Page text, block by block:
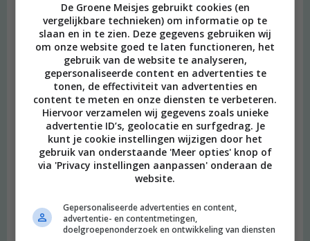
Beantwoorden
Miranda schreef:
2013 OM
Wat een leuk boek, ben dol op quinoa!
Beantwoorden
Isabelle schreef:
2013 OM
kan ik al dat goeds ook wel gebruiken. Met lievelingsrecept is er
een met spinazie, maar dit verdraag ik jammer genoeg niet meer
De Groene Meisjes gebruikt cookies (en
vergelijkbare technieken) om informatie op te
slaan en in te zien. Deze gegevens gebruiken wij
om onze website goed te laten functioneren, het
gebruik van de website te analyseren,
gepersonaliseerde content en advertenties te
tonen, de effectiviteit van advertenties en
content te meten en onze diensten te verbeteren.
Hiervoor verzamelen wij gegevens zoals unieke
advertentie ID’s, geolocatie en surfgedrag. Je
kunt je cookie instellingen wijzigen door het
gebruik van onderstaande 'Meer opties' knop of
via 'Privacy instellingen aanpassen' onderaan de
website.
Gepersonaliseerde advertenties en content,
advertentie- en contentmetingen,
doelgroepenonderzoek en ontwikkeling van diensten